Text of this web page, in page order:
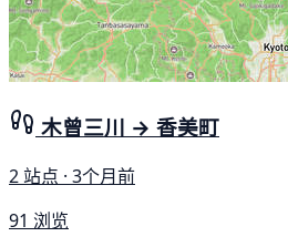
木曾三川 → 香美町
2 站点 · 3个月前
91 浏览